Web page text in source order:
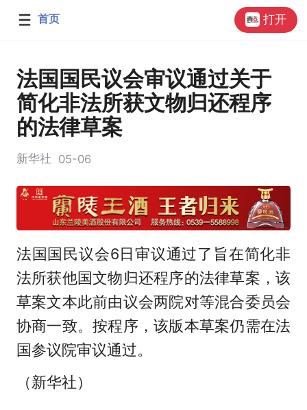
首页 打开
法国国民议会审议通过关于
简化非法所获文物归还程序
的法律草案
新华社 05-06
法国国民议会6日审议通过了旨在简化非
法所获他国文物归还程序的法律草案，该
草案文本此前由议会两院对等混合委员会
协商一致。按程序，该版本草案仍需在法
国参议院审议通过。
（新华社）